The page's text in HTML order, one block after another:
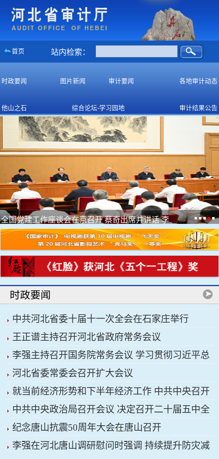
首页 站内检索：
时政要闻 图片新闻 审计要闻 各地审计动态
他山之石 综合论坛-学习园地 审计结果公告
全国党建工作座谈会在京召开 蔡奇出席并讲话 李
时政要闻
中共河北省委十届十一次全会在石家庄举行
王正谱主持召开河北省政府常务会议
李强主持召开国务院常务会议 学习贯彻习近平总
书记关于上半年经济形势和做好下半年经济工作的
重要讲话精神
河北省委常委会召开扩大会议
就当前经济形势和下半年经济工作 中共中央召开
党外人士座谈会 习近平主持并发表重要讲话
中共中央政治局召开会议 决定召开二十届五中全
会 分析研究当前经济形势和经济工作 中共中央总
书记习近平主持会议
纪念唐山抗震50周年大会在唐山召开
李强在河北唐山调研慰问时强调 持续提升防灾减